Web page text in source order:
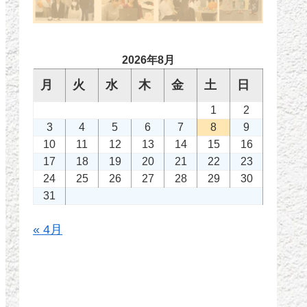
2026年8月
月 火 水 木 金 土 日
1
2
3
4 5 6 7 8
9
10
11 12 13 14 15
16
17
18 19 20 21 22
23
24
25 26 27 28 29
30
31
« 4月